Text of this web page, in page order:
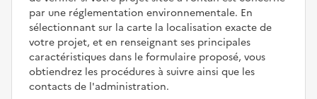
par une réglementation environnementale. En
sélectionnant sur la carte la localisation exacte de
votre projet, et en renseignant ses principales
caractéristiques dans le formulaire proposé, vous
obtiendrez les procédures à suivre ainsi que les
contacts de l'administration.